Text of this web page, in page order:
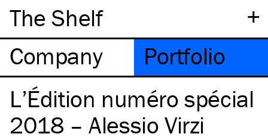
+
The Shelf
Company
Portfolio
L’Édition numéro spécial
2018 – Alessio Virzi